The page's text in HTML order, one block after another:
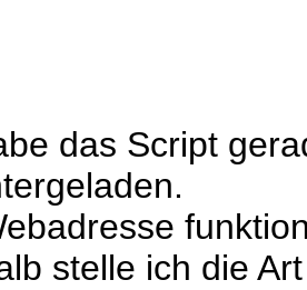
das Script
stelle ich die